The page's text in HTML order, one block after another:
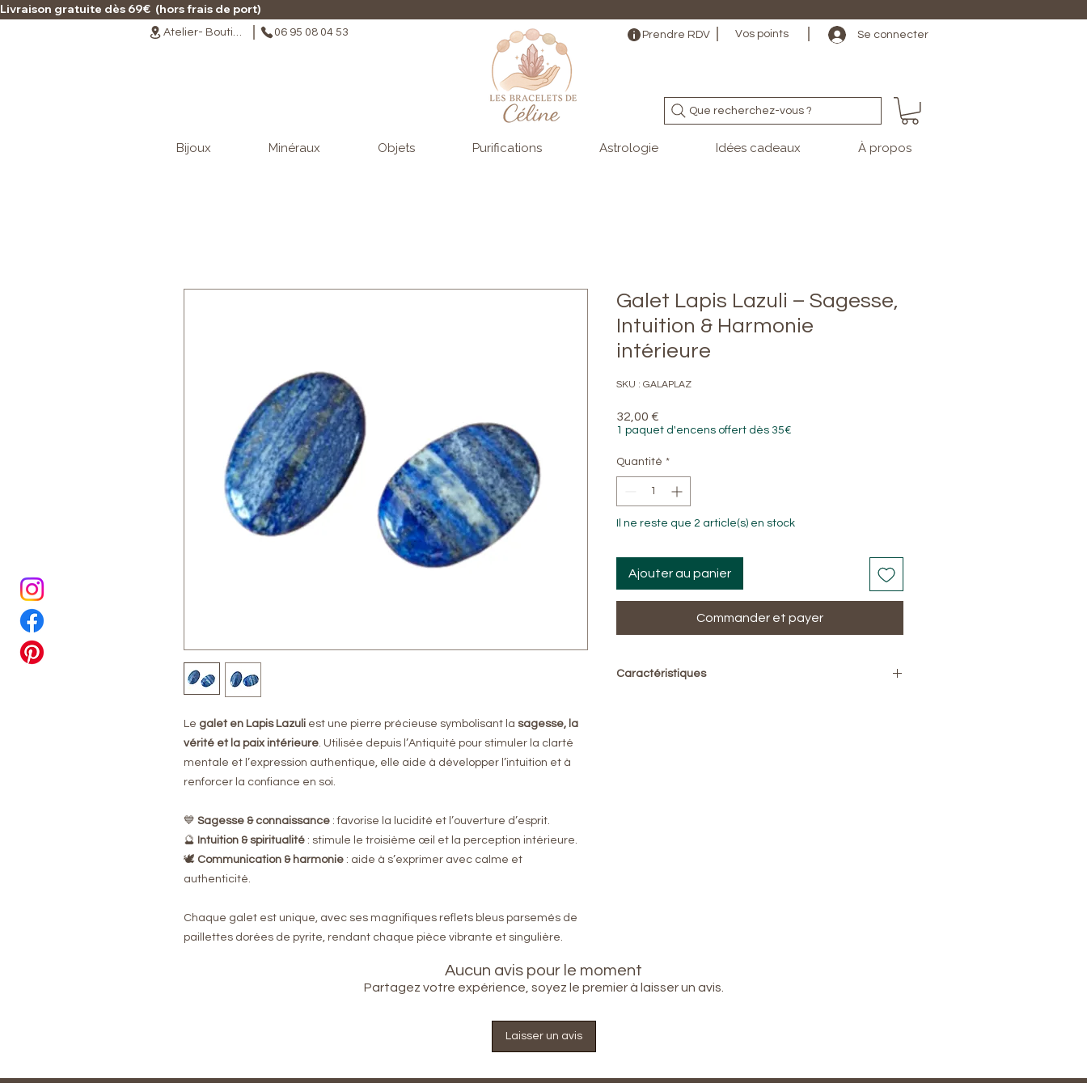
Livraison gratuite dès 69€  (hors frais de
06 95 08 04 53 Prendre RDV Vos points Se connecter
Que recherchez-vous ?
Bijoux Minéraux Objets Purifications Astrologie Idées cadeaux À propos
Le galet en Lapis Lazuli est une pierre précieuse symbolisant la sagesse, la
vérité et la paix intérieure . Utilisée depuis l’Antiquité pour stimuler la clarté
mentale et l’expression authentique, elle aide à développer l’intuition et à
renforcer la confiance en soi.
💙 Sagesse & connaissance : favorise la lucidité et l’ouverture d’esprit.
🔮 Intuition & spiritualité : stimule le troisième œil et la perception intérieure.
🕊️ Communication & harmonie : aide à s’exprimer avec calme et
authenticité.
Chaque galet est unique, avec ses magnifiques reflets bleus parsemés de
paillettes dorées de pyrite, rendant chaque pièce vibrante et singulière.
Galet Lapis Lazuli – Sagesse,
Intuition & Harmonie
intérieure
SKU : GALAPLAZ
32,00 €
1 paquet d'encens offert dès 35€
Quantité *
Il ne reste que 2 article(s) en stock
Ajouter au panier
Commander et payer
Caractéristiques
Aucun avis pour le moment
Partagez votre expérience, soyez le premier à laisser un avis.
Laisser un avis